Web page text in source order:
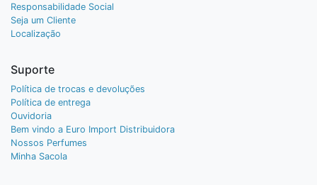
Responsabilidade Social
Seja um Cliente
Localização
Suporte
Política de trocas e devoluções
Política de entrega
Ouvidoria
Bem vindo a Euro Import Distribuidora
Nossos Perfumes
Minha Sacola